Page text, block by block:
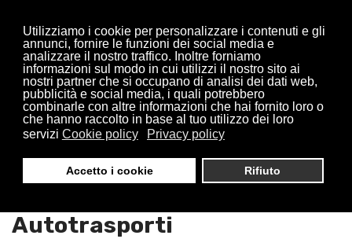
Utilizziamo i cookie per personalizzare i contenuti e gli
annunci, fornire le funzioni dei social media e
analizzare il nostro traffico. Inoltre forniamo
informazioni sul modo in cui utilizzi il nostro sito ai
nostri partner che si occupano di analisi dei dati web,
pubblicità e social media, i quali potrebbero
combinarle con altre informazioni che hai fornito loro o
che hanno raccolto in base al tuo utilizzo dei loro
servizi Cookie policy Privacy policy
Accetto i cookie Rifiuto
Trasporti Vasche Ribaltabili
Autotrasporti